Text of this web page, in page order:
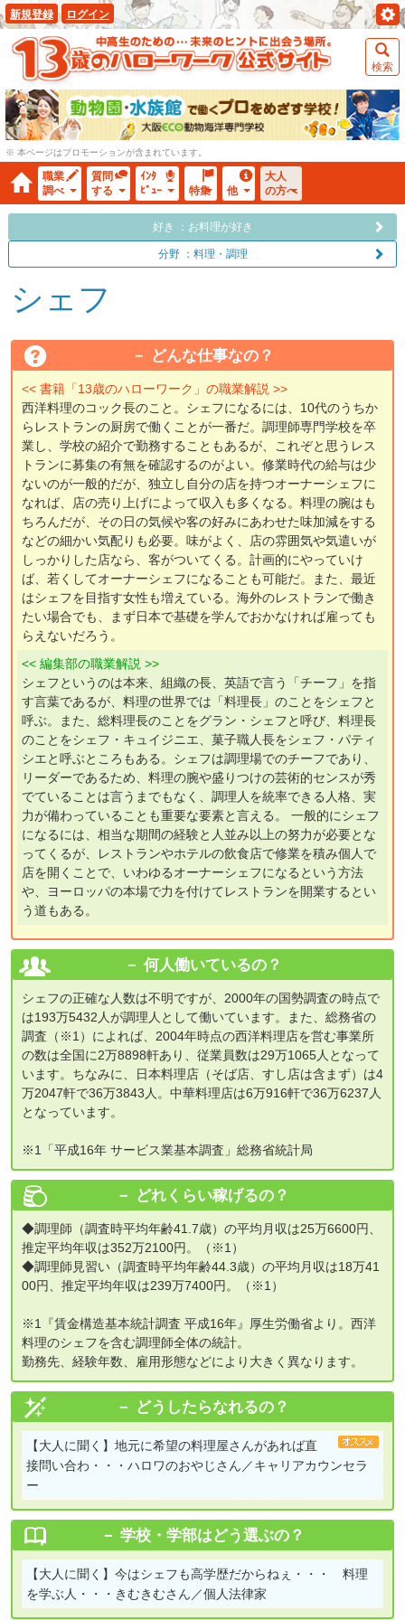
新規登録 ログイン
検索
※ 本ページはプロモーションが含まれています。
職業
調べ
質問
する
ｲﾝﾀ
ﾋﾞｭｰ
特集 他
大人
の方へ
好き ：お料理が好き
分野 ：料理・調理
シェフ
どんな仕事なの？
<< 書籍「13歳のハローワーク」の職業解説 >>
西洋料理のコック長のこと。シェフになるには、10代のうちか
らレストランの厨房で働くことが一番だ。調理師専門学校を卒
業し、学校の紹介で勤務することもあるが、これぞと思うレス
トランに募集の有無を確認するのがよい。修業時代の給与は少
ないのが一般的だが、独立し自分の店を持つオーナーシェフに
なれば、店の売り上げによって収入も多くなる。料理の腕はも
ちろんだが、その日の気候や客の好みにあわせた味加減をする
などの細かい気配りも必要。味がよく、店の雰囲気や気遣いが
しっかりした店なら、客がついてくる。計画的にやっていけ
ば、若くしてオーナーシェフになることも可能だ。また、最近
はシェフを目指す女性も増えている。海外のレストランで働き
たい場合でも、まず日本で基礎を学んでおかなければ雇っても
らえないだろう。
<< 編集部の職業解説 >>
シェフというのは本来、組織の長、英語で言う「チーフ」を指
す言葉であるが、料理の世界では「料理長」のことをシェフと
呼ぶ。また、総料理長のことをグラン・シェフと呼び、料理長
のことをシェフ・キュイジニエ、菓子職人長をシェフ・パティ
シエと呼ぶところもある。シェフは調理場でのチーフであり、
リーダーであるため、料理の腕や盛りつけの芸術的センスが秀
でていることは言うまでもなく、調理人を統率できる人格、実
力が備わっていることも重要な要素と言える。 一般的にシェフ
になるには、相当な期間の経験と人並み以上の努力が必要とな
ってくるが、レストランやホテルの飲食店で修業を積み個人で
店を開くことで、いわゆるオーナーシェフになるという方法
や、ヨーロッパの本場で力を付けてレストランを開業するとい
う道もある。
何人働いているの？
シェフの正確な人数は不明ですが、2000年の国勢調査の時点で
は193万5432人が調理人として働いています。また、総務省の
調査（※1）によれば、2004年時点の西洋料理店を営む事業所
の数は全国に2万8898軒あり、従業員数は29万1065人となって
います。ちなみに、日本料理店（そば店、すし店は含まず）は4
万2047軒で36万3843人。中華料理店は6万916軒で36万6237人
となっています。
※1「平成16年 サービス業基本調査」総務省統計局
どれくらい稼げるの？
◆調理師（調査時平均年齢41.7歳）の平均月収は25万6600円、
推定平均年収は352万2100円。（※1）
◆調理師見習い（調査時平均年齢44.3歳）の平均月収は18万41
00円、推定平均年収は239万7400円。（※1）
※1『賃金構造基本統計調査 平成16年』厚生労働省より。西洋
料理のシェフを含む調理師全体の統計。
勤務先、経験年数、雇用形態などにより大きく異なります。
どうしたらなれるの？
【大人に聞く】 地元に希望の料理屋さんがあれば直
接問い合わ・・・ハロワのおやじさん／キャリアカウンセラ
ー
学校・学部はどう選ぶの？
【大人に聞く】 今はシェフも高学歴だからねぇ・・・ 料理
を学ぶ人・・・きむきむさん／個人法律家